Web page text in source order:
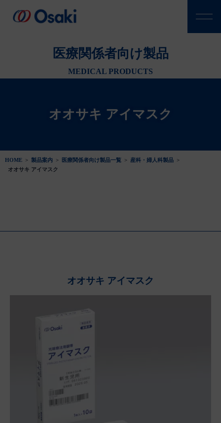
医療関係者向け製品
MEDICAL PRODUCTS
オオサキ アイマスク
HOME > 製品案内 > 医療関係者向け製品一覧 > 産科・婦人科製品 >
オオサキ アイマスク
オオサキ アイマスク